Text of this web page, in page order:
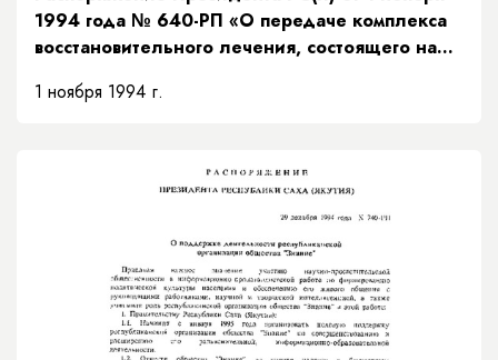
1994 года № 640-РП «О передаче комплекса
восстановительного лечения, состоящего на
образования Республики Саха (Якутия)»
1 ноября 1994 г.